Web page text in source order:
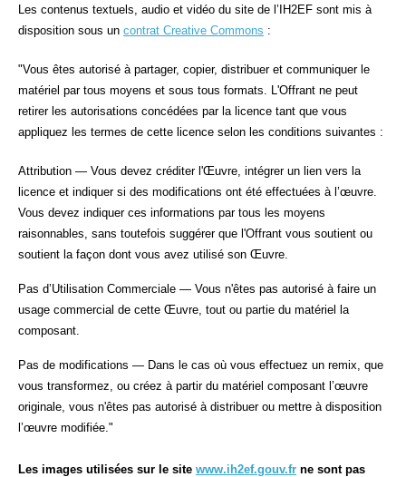
Les contenus textuels, audio et vidéo du site de l’IH2EF sont mis à
disposition sous un contrat Creative Commons :
"Vous êtes autorisé à partager, copier, distribuer et communiquer le
matériel par tous moyens et sous tous formats. L'Offrant ne peut
retirer les autorisations concédées par la licence tant que vous
appliquez les termes de cette licence selon les conditions suivantes :
Attribution — Vous devez créditer l'Œuvre, intégrer un lien vers la
licence et indiquer si des modifications ont été effectuées à l’œuvre.
Vous devez indiquer ces informations par tous les moyens
raisonnables, sans toutefois suggérer que l'Offrant vous soutient ou
soutient la façon dont vous avez utilisé son Œuvre.
Pas d’Utilisation Commerciale — Vous n'êtes pas autorisé à faire un
usage commercial de cette Œuvre, tout ou partie du matériel la
composant.
Pas de modifications — Dans le cas où vous effectuez un remix, que
vous transformez, ou créez à partir du matériel composant l’œuvre
originale, vous n'êtes pas autorisé à distribuer ou mettre à disposition
l’œuvre modifiée."
Les images utilisées sur le site www.ih2ef.gouv.fr ne sont pas